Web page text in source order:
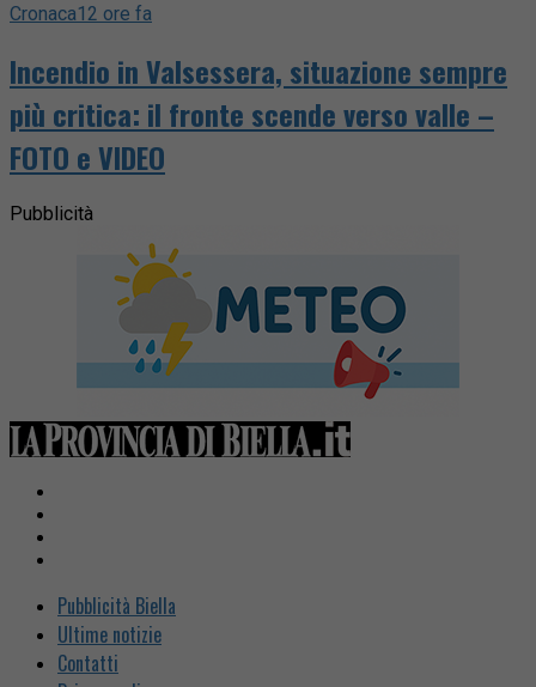
Cronaca12 ore fa
Incendio in Valsessera, situazione sempre
più critica: il fronte scende verso valle –
FOTO e VIDEO
Pubblicità
Pubblicità Biella
Ultime notizie
Contatti